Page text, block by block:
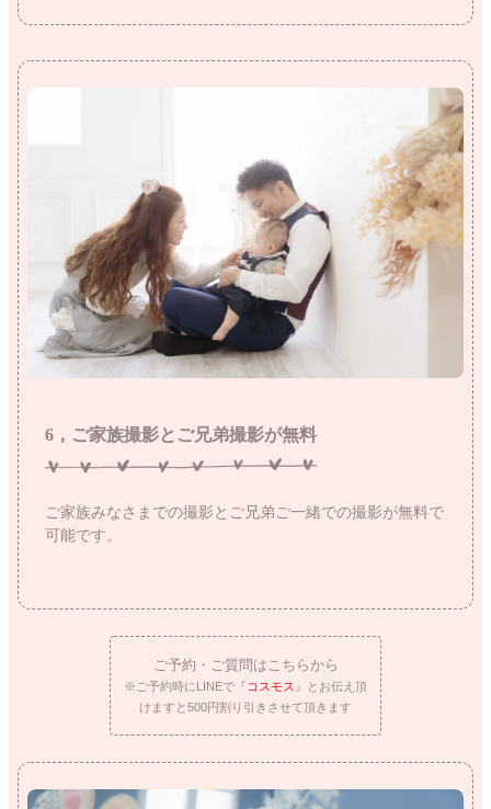
6，ご家族撮影とご兄弟撮影が無料
ご家族みなさまでの撮影とご兄弟ご一緒での撮影が無料で
可能です。
ご予約・ご質問はこちらから
※ご予約時にLINEで『 コスモス 』とお伝え頂
けますと500円割り引きさせて頂きます